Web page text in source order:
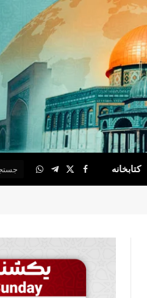
کتابخانه Facebook
X
(Twitter)
Telegram
WhatsApp